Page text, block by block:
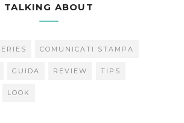
TALKING ABOUT
COMUNICATI STAMPA
GUIDA REVIEW TIPS
LOOK